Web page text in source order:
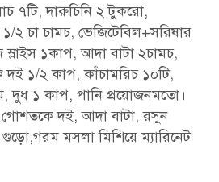
৭টি, দারুচিনি ২ টুকরো,
২ চা চামচ, ভেজিটেবিল+সরিষার
১কাপ, আদা বাটা ২চামচ,
দই ১/২ কাপ, কাঁচামরিচ ১০টি,
দুধ ১ কাপ, পানি প্রয়োজনমতো।
গোশতকে দই, আদা বাটা, রসুন
মসলা মিশিয়ে ম্যারিনেট